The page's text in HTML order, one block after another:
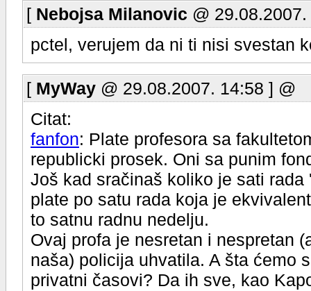
[ Nebojsa Milanovic @
pctel, verujem da ni ti nisi svestan
[ MyWay @ 29.08.2007. 14:58 ] @
Citat:
fanfon: Plate profesora sa
republicki prosek. Oni sa punim
Još kad sračinaš koliko je sati
plate po satu rada koja je
to satnu radnu nedelju.
Ovaj profa je nesretan i nespretan
naša) policija uhvatila. A šta ćemo
privatni časovi? Da ih sve, kao